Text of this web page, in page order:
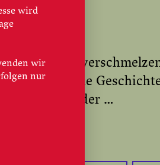
Norma
dramatische
Verrat und der …
wird
wir
nur